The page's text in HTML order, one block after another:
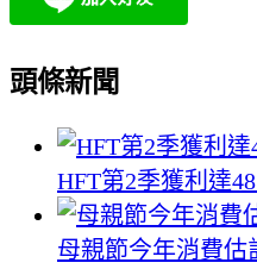
頭條新聞
HFT第2季獲利達
母親節今年消費估